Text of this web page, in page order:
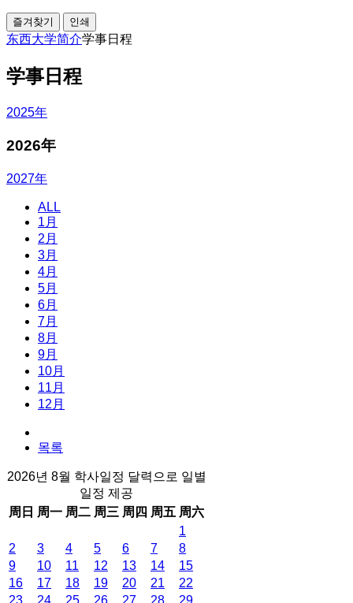
즐겨찾기 인쇄
东西大学简介学事日程
学事日程
2025年
2026年
2027年
ALL
1月
2月
3月
4月
5月
6月
7月
8月
9月
10月
11月
12月
목록
2026년 8월 학사일정 달력으로 일별
일정 제공
周日 周一 周二 周三 周四 周五 周六
1
2
3 4 5 6 7
8
9
10 11 12 13 14
15
16
17 18 19 20 21
22
23
24 25 26 27 28 29